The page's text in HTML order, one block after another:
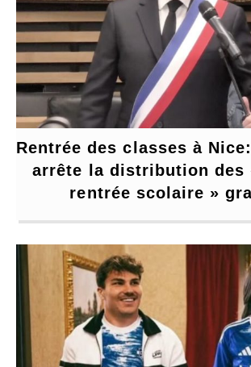
Rentrée des classes à
arrête la distribution des
rentrée scolaire »